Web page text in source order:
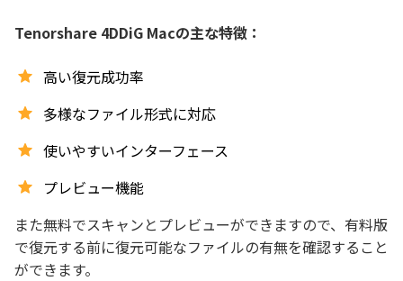
Tenorshare 4DDiG Macの主な特徴：
高い復元成功率
多様なファイル形式に対応
使いやすいインターフェース
プレビュー機能
また無料でスキャンとプレビューができますので、有料版
で復元する前に復元可能なファイルの有無を確認すること
ができます。